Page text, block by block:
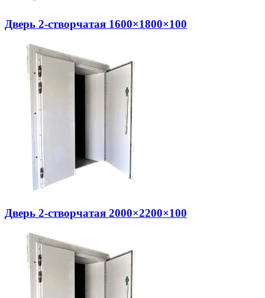
Дверь 2-створчатая 1600×1800×100
Дверь 2-створчатая 2000×2200×100